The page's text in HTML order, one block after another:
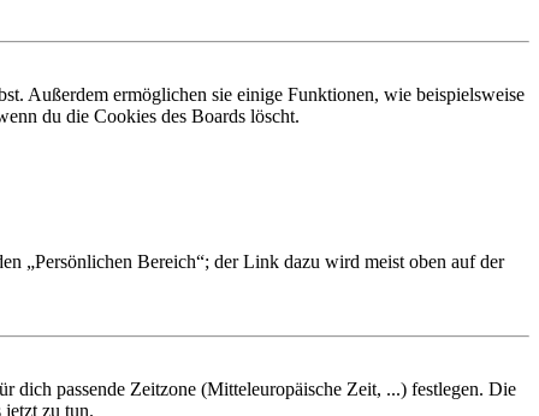
Außerdem ermöglichen sie einige Funktionen, wie beispielsweise
du die Cookies des Boards löscht.
„Persönlichen Bereich“; der Link dazu wird meist oben auf der
dich passende Zeitzone (Mitteleuropäische Zeit, ...) festlegen. Die
jetzt zu tun.